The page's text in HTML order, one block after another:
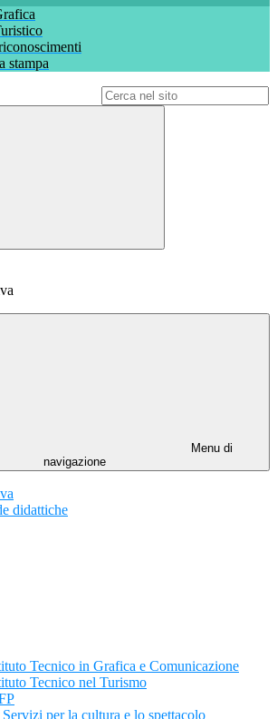
stampa
Menu di
navigazione
didattiche
Tecnico in Grafica e Comunicazione
Tecnico nel Turismo
Servizi per la cultura e lo spettacolo